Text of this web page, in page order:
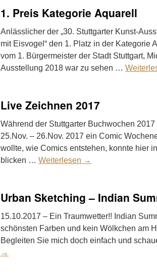
1. Preis Kategorie Aquarell
Anlässlicher der „30. Stuttgarter Kunst-
mit Eisvogel“ den 1. Platz in der Kategorie
vom 1. Bürgermeister der Stadt Stuttgart,
Ausstellung 2018 war zu sehen …
Live Zeichnen 2017
Während der Stuttgarter Buchwochen
25.Nov. – 26.Nov. 2017 ein Comic
wollte, wie Comics entstehen, konnte hier
blicken … Weiterlesen →
Urban Sketching – Indian
15.10.2017 – Ein Traumwetter!! Indian
schönsten Farben und kein Wölkchen am
Begleiten Sie mich doch einfach und
→